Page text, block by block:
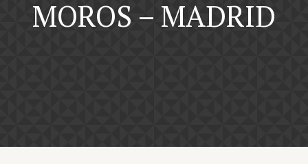
MOROS – MADRID